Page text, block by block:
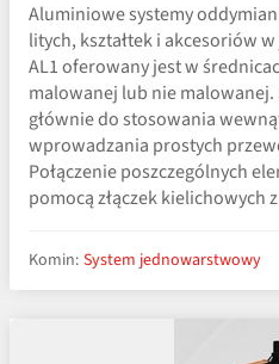
Aluminiowe systemy
litych, kształtek i akcesoriów
AL1 oferowany jest w
malowanej lub nie malowanej.
głównie do stosowania
wprowadzania prostych
Połączenie poszczególnych
pomocą złączek kielichowych
Komin: System jednowarstwowy